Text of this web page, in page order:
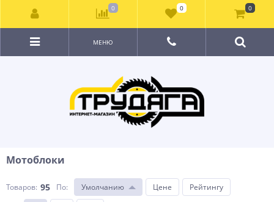
МЕНЮ
Мотоблоки
Товаров: 95 По: Умолчанию Цене
Рейтингу
0 0 0